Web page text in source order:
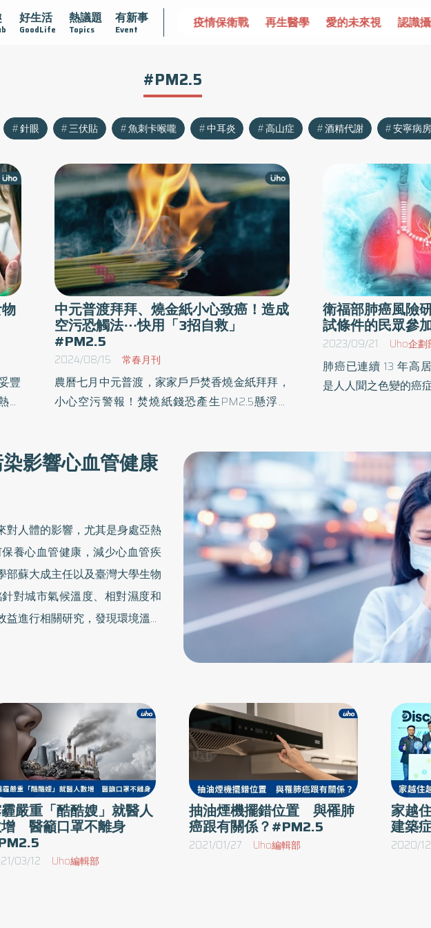
好生活
GoodLife
熱議題
Topics
有新事
Event
凍不孤單 愛不沾黏 守護腺在 疫情保衛戰 再生醫學 愛的未來視 認識
#PM2.5
針眼 三伏貼 魚刺卡喉嚨 中耳炎 高山症 酒精代謝 安寧病房
豐
之
仰
中元普渡拜拜、燒金紙小心致癌！造成
空污恐觸法⋯快用「3招自救」
#PM2.5
2024/08/15 常春月刊
農曆七月中元普渡，家家戶戶焚香燒金紙拜拜，
小心空污警報！焚燒紙錢恐產生PM2.5懸浮微
選此篇專家提醒，「自救3秘訣」避免暴露在空
氣污染中； 此外也要特別留意，不可露天燃燒紙
錢，小心觸法行為可處罰鍰。
衛福部肺癌風險
試條件的民眾參
2023/09/21 Uho企劃
肺癌已連續 13 年高
是人人聞之色變的癌症 以癌症死亡人數結構比
增加肺癌風險，但
癌發生率仍持續上升。 而越來越多研究顯示
活中還有很多隱藏的
汙染、廢氣、PM2.5
是罹患肺癌的危險因子。 為了更明確找
關危險因子，衛福部
募受測者，分別是針
群受試者低劑量電腦
研究，需要民眾的
免更多民眾暴露於肺
條件的民眾參加！
影響心血管健康
人體的影響，尤其是身處亞熱
養心血管健康，減少心血管疾
蘇大成主任以及臺灣大學生物
對城市氣候溫度、相對濕度和
進行相關研究，發現環境溫度
Environmental Safety期刊。
心血管功能的影響是一個重要
分別下降0.66 和0.61 mmHg、
mmHg、左心室最大負荷皆
臟負荷將顯著增加，冬天與其
脈收縮壓及舒張壓顯著升高，
在相關研究中也發現，受測者
嚴重「酷酷嫂」就醫人
醫籲口罩不離身
03/12 Uho編輯部
抽油煙機擺錯位置 與罹肺
癌跟有關係？#PM2.5
2021/01/27 Uho編輯部
家越
建築
2020/